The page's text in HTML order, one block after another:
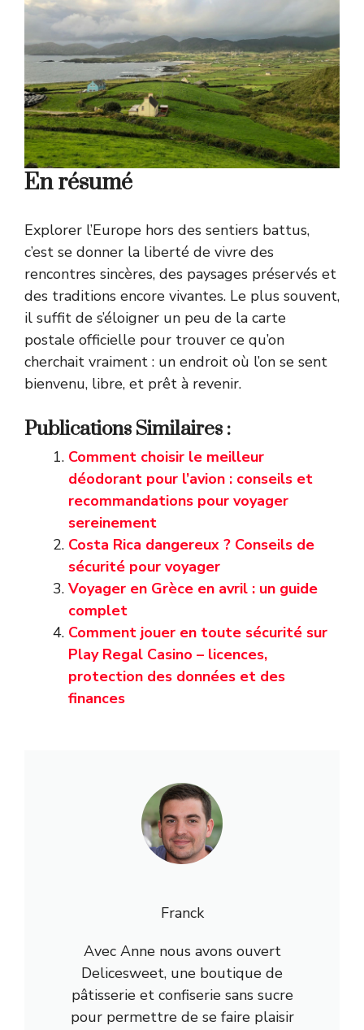
En résumé
Explorer l’Europe hors des sentiers battus,
c’est se donner la liberté de vivre des
rencontres sincères, des paysages préservés et
des traditions encore vivantes. Le plus souvent,
il suffit de s’éloigner un peu de la carte
postale officielle pour trouver ce qu’on
cherchait vraiment : un endroit où l’on se sent
bienvenu, libre, et prêt à revenir.
Publications Similaires :
Comment choisir le meilleur
déodorant pour l’avion : conseils et
recommandations pour voyager
sereinement
Costa Rica dangereux ? Conseils de
sécurité pour voyager
Voyager en Grèce en avril : un guide
complet
Comment jouer en toute sécurité sur
Play Regal Casino – licences,
protection des données et des
finances
Franck
Avec Anne nous avons ouvert
Delicesweet, une boutique de
pâtisserie et confiserie sans sucre
pour permettre de se faire plaisir